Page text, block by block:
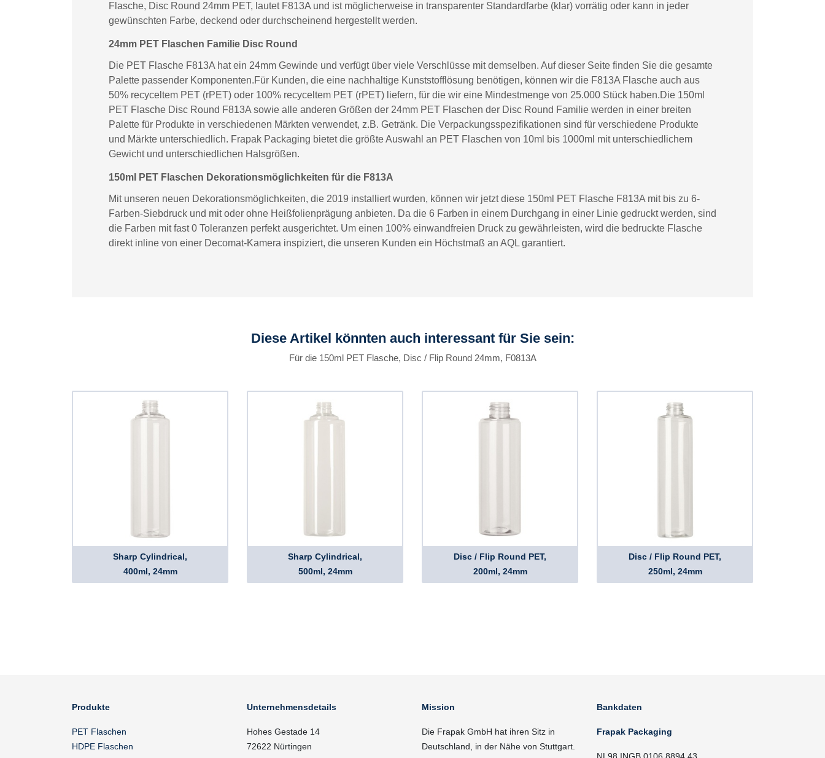
Flasche, Disc Round 24mm PET, lautet F813A und ist möglicherweise in transparenter Standardfarbe (klar) vorrätig oder kann in jeder
gewünschten Farbe, deckend oder durchscheinend hergestellt werden.
24mm PET Flaschen Familie Disc Round
Die PET Flasche F813A hat ein 24mm Gewinde und verfügt über viele Verschlüsse mit demselben. Auf dieser Seite finden Sie die gesamte
Palette passender Komponenten.Für Kunden, die eine nachhaltige Kunststofflösung benötigen, können wir die F813A Flasche auch aus
50% recyceltem PET (rPET) oder 100% recyceltem PET (rPET) liefern, für die wir eine Mindestmenge von 25.000 Stück haben.Die 150ml
PET Flasche Disc Round F813A sowie alle anderen Größen der 24mm PET Flaschen der Disc Round Familie werden in einer breiten
Palette für Produkte in verschiedenen Märkten verwendet, z.B. Getränk. Die Verpackungsspezifikationen sind für verschiedene Produkte
und Märkte unterschiedlich. Frapak Packaging bietet die größte Auswahl an PET Flaschen von 10ml bis 1000ml mit unterschiedlichem
Gewicht und unterschiedlichen Halsgrößen.
150ml PET Flaschen Dekorationsmöglichkeiten für die F813A
Mit unseren neuen Dekorationsmöglichkeiten, die 2019 installiert wurden, können wir jetzt diese 150ml PET Flasche F813A mit bis zu 6-
Farben-Siebdruck und mit oder ohne Heißfolienprägung anbieten. Da die 6 Farben in einem Durchgang in einer Linie gedruckt werden, sind
die Farben mit fast 0 Toleranzen perfekt ausgerichtet. Um einen 100% einwandfreien Druck zu gewährleisten, wird die bedruckte Flasche
direkt inline von einer Decomat-Kamera inspiziert, die unseren Kunden ein Höchstmaß an AQL garantiert.
Diese Artikel könnten auch interessant für Sie sein:
Für die 150ml PET Flasche, Disc / Flip Round 24mm, F0813A
Sharp Cylindrical,
400ml, 24mm
Sharp Cylindrical,
500ml, 24mm
Disc / Flip Round PET,
200ml, 24mm
Disc / Flip Round PET,
250ml, 24mm
Produkte
PET Flaschen
HDPE Flaschen
Unternehmensdetails
Hohes Gestade 14
72622 Nürtingen
Mission
Die Frapak GmbH hat ihren Sitz in
Deutschland, in der Nähe von Stuttgart.
Bankdaten
Frapak Packaging